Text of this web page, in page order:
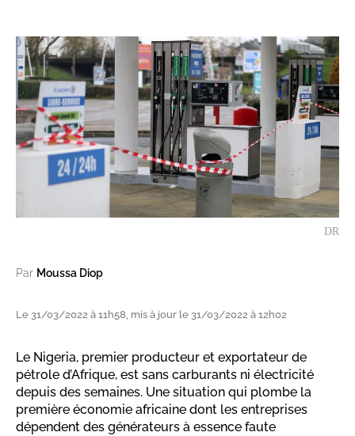
DR
Par Moussa Diop
Le 31/03/2022 à 11h58, mis à jour le 31/03/2022 à 12h02
Le Nigeria, premier producteur et exportateur de
pétrole d’Afrique, est sans carburants ni électricité
depuis des semaines. Une situation qui plombe la
première économie africaine dont les entreprises
dépendent des générateurs à essence faute